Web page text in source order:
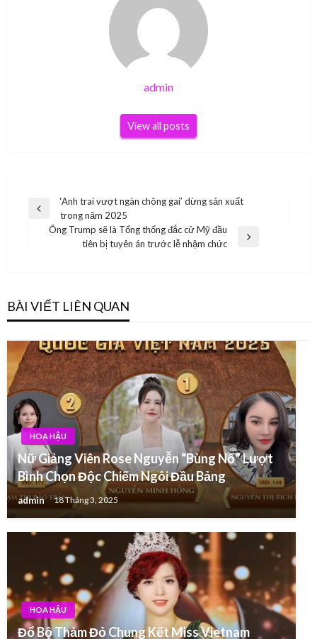
admin
View all posts
Điều
hướng
Previous
‘Anh trai vượt ngàn chông gai’ dừng sản xuất
trong năm 2025
Ông Trump sẽ là Tổng thống đắc cử Mỹ đầu
tiên bị tuyên án trước lễ nhậm chức
BÀI VIẾT LIÊN QUAN
HOA HẬU
Nữ Giảng Viên Rose Nguyễn “Bùng Nổ” Lượt
Bình Chọn Độc Chiếm Ngôi Đầu Bảng
admin 18 Tháng 3, 2025
HOA HẬU
Đổ Bộ Thảm Đỏ Chung Kết Miss Vietnam